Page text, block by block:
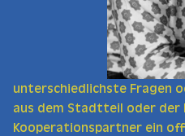
unterschiedlichste Fragen
aus dem Stadtteil oder der
Kooperationspartner ein